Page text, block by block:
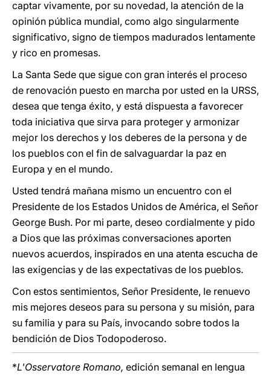
captar vivamente, por su novedad, la atención de la
opinión pública mundial, como algo singularmente
significativo, signo de tiempos madurados lentamente
y rico en promesas.
La Santa Sede que sigue con gran interés el proceso
de renovación puesto en marcha por usted en la URSS,
desea que tenga éxito, y está dispuesta a favorecer
toda iniciativa que sirva para proteger y armonizar
mejor los derechos y los deberes de la persona y de
los pueblos con el fin de salvaguardar la paz en
Europa y en el mundo.
Usted tendrá mañana mismo un encuentro con el
Presidente de los Estados Unidos de América, el Señor
George Bush. Por mi parte, deseo cordialmente y pido
a Dios que las próximas conversaciones aporten
nuevos acuerdos, inspirados en una atenta escucha de
las exigencias y de las expectativas de los pueblos.
Con estos sentimientos, Señor Presidente, le renuevo
mis mejores deseos para su persona y su misión, para
su familia y para su País, invocando sobre todos la
bendición de Dios Todopoderoso.
*L'Osservatore Romano, edición semanal en lengua